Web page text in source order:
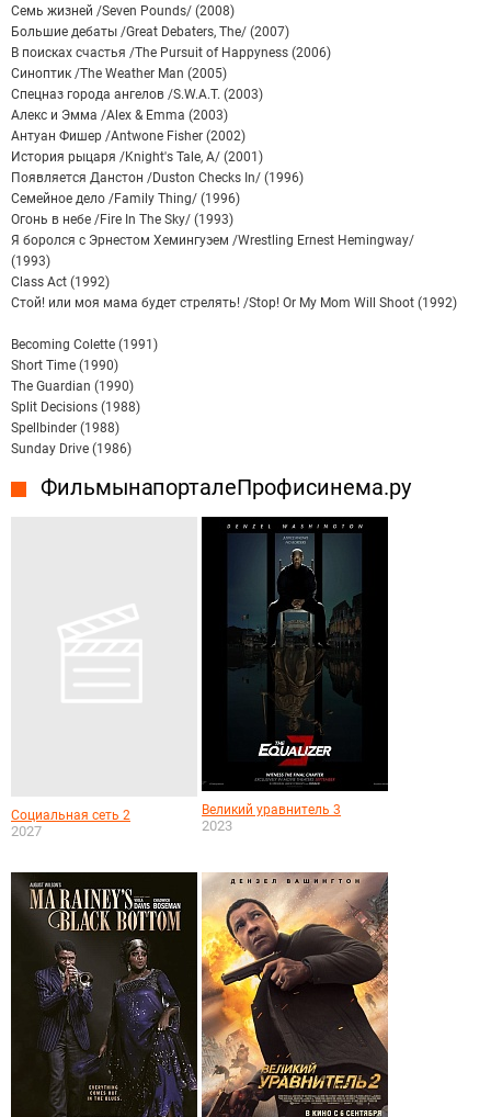
Семь жизней /Seven Pounds/ (2008)
Большие дебаты /Great Debaters, The/ (2007)
В поисках счастья /The Pursuit of Happyness (2006)
Синоптик /The Weather Man (2005)
Спецназ города ангелов /S.W.A.T. (2003)
Алекс и Эмма /Alex & Emma (2003)
Антуан Фишер /Antwone Fisher (2002)
История рыцаря /Knight's Tale, A/ (2001)
Появляется Данстон /Duston Checks In/ (1996)
Семейное дело /Family Thing/ (1996)
Огонь в небе /Fire In The Sky/ (1993)
Я боролся с Эрнестом Хемингуэем /Wrestling Ernest Hemingway/
(1993)
Class Act (1992)
Стой! или моя мама будет стрелять! /Stop! Or My Mom Will Shoot (1992)
Becoming Colette (1991)
Short Time (1990)
The Guardian (1990)
Split Decisions (1988)
Spellbinder (1988)
Sunday Drive (1986)
Фильмы на портале Профисинема.ру
Социальная сеть 2
2027
Великий уравнитель 3
2023